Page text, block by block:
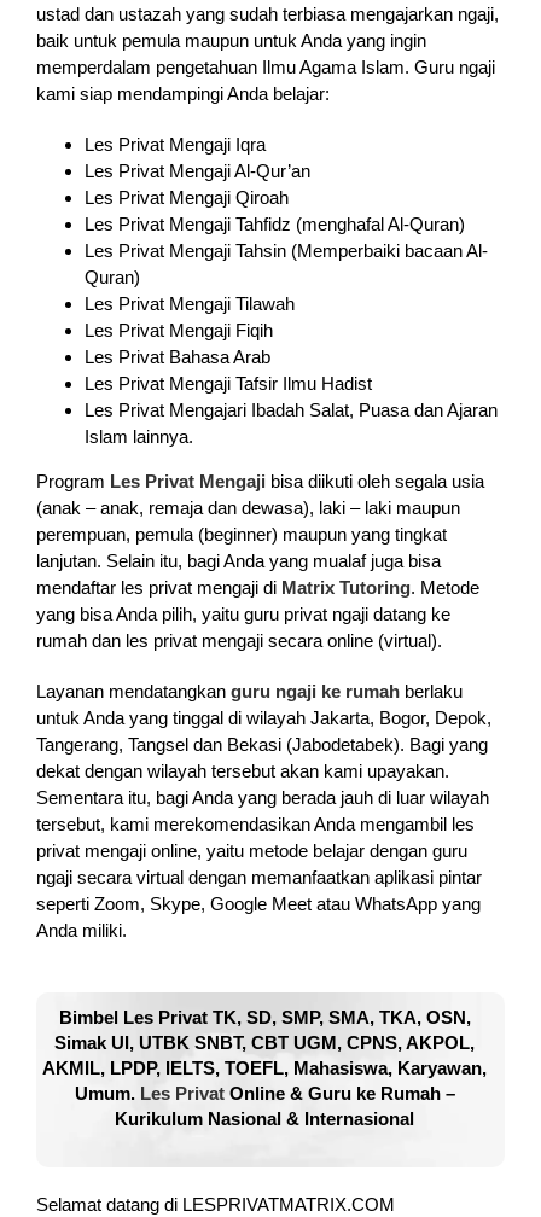
ustad dan ustazah yang sudah terbiasa mengajarkan ngaji,
baik untuk pemula maupun untuk Anda yang ingin
memperdalam pengetahuan Ilmu Agama Islam. Guru ngaji
kami siap mendampingi Anda belajar:
Les Privat Mengaji Iqra
Les Privat Mengaji Al-Qur’an
Les Privat Mengaji Qiroah
Les Privat Mengaji Tahfidz (menghafal Al-Quran)
Les Privat Mengaji Tahsin (Memperbaiki bacaan Al-
Quran)
Les Privat Mengaji Tilawah
Les Privat Mengaji Fiqih
Les Privat Bahasa Arab
Les Privat Mengaji Tafsir Ilmu Hadist
Les Privat Mengajari Ibadah Salat, Puasa dan Ajaran
Islam lainnya.
Program Les Privat Mengaji bisa diikuti oleh segala usia
(anak – anak, remaja dan dewasa), laki – laki maupun
perempuan, pemula (beginner) maupun yang tingkat
lanjutan. Selain itu, bagi Anda yang mualaf juga bisa
mendaftar les privat mengaji di Matrix Tutoring. Metode
yang bisa Anda pilih, yaitu guru privat ngaji datang ke
rumah dan les privat mengaji secara online (virtual).
Layanan mendatangkan guru ngaji ke rumahberlaku
untuk Anda yang tinggal di wilayah Jakarta, Bogor, Depok,
Tangerang, Tangsel dan Bekasi (Jabodetabek). Bagi yang
dekat dengan wilayah tersebut akan kami upayakan.
Sementara itu, bagi Anda yang berada jauh di luar wilayah
tersebut, kami merekomendasikan Anda mengambil les
privat mengaji online, yaitu metode belajar dengan guru
ngaji secara virtual dengan memanfaatkan aplikasi pintar
seperti Zoom, Skype, Google Meet atau WhatsApp yang
Anda miliki.
Bimbel Les Privat TK, SD, SMP, SMA, TKA, OSN,
Simak UI, UTBK SNBT, CBT UGM, CPNS, AKPOL,
AKMIL, LPDP, IELTS, TOEFL, Mahasiswa, Karyawan,
Umum. Les PrivatOnline & Guru ke Rumah –
Kurikulum Nasional & Internasional
Selamat datang di LESPRIVATMATRIX.COM